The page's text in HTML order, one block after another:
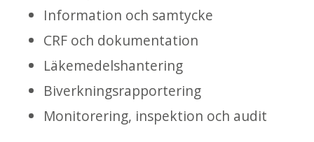
Information och samtycke
CRF och dokumentation
Läkemedelshantering
Biverkningsrapportering
Monitorering, inspektion och audit